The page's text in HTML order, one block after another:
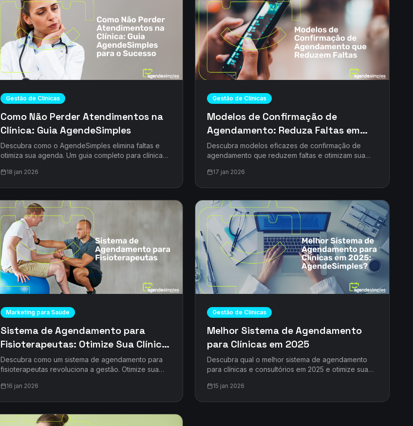
Gestão de Clínicas
Como Não Perder Atendimentos na
Clínica: Guia AgendeSimples
Descubra como o AgendeSimples elimina faltas e
otimiza sua agenda. Um guia completo para clínicas
se grátis!
18 jan 2026
Gestão de Clínicas
Modelos de Confirmação de
Agendamento: Reduza Faltas em
Até 80% com o AgendeSimples
Descubra modelos eficazes de confirmação de
agendamento que reduzem faltas e otimizam sua
com o AgendeSimples.
17 jan 2026
Marketing para Saúde
Sistema de Agendamento para
Fisioterapeutas: Otimize Sua Clínica
e Agende Mais Pacientes
Descubra como um sistema de agendamento para
fisioterapeutas revoluciona a gestão. Otimize sua
16 jan 2026
Gestão de Clínicas
Melhor Sistema de Agendamento
para Clínicas em 2025
Descubra qual o melhor sistema de agendamento
para clínicas e consultórios em 2025 e otimize sua
15 jan 2026